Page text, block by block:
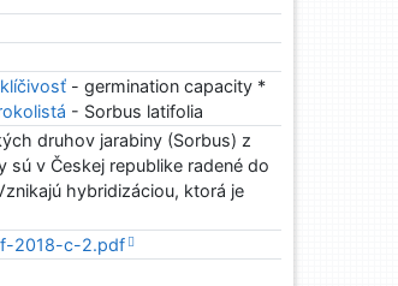
klíčivosť - germination capacity *
- Sorbus latifolia
druhov jarabiny (Sorbus) z
sú v Českej republike radené do
hybridizáciou, ktorá je
2018-c-2.pdf